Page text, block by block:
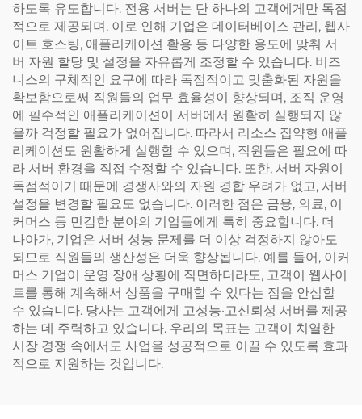
하도록 유도합니다. 전용 서버는 단 하나의 고객에게만 독점
적으로 제공되며, 이로 인해 기업은 데이터베이스 관리, 웹사
이트 호스팅, 애플리케이션 활용 등 다양한 용도에 맞춰 서
버 자원 할당 및 설정을 자유롭게 조정할 수 있습니다. 비즈
니스의 구체적인 요구에 따라 독점적이고 맞춤화된 자원을
확보함으로써 직원들의 업무 효율성이 향상되며, 조직 운영
에 필수적인 애플리케이션이 서버에서 원활히 실행되지 않
을까 걱정할 필요가 없어집니다. 따라서 리소스 집약형 애플
리케이션도 원활하게 실행할 수 있으며, 직원들은 필요에 따
라 서버 환경을 직접 수정할 수 있습니다. 또한, 서버 자원이
독점적이기 때문에 경쟁사와의 자원 경합 우려가 없고, 서버
설정을 변경할 필요도 없습니다. 이러한 점은 금융, 의료, 이
커머스 등 민감한 분야의 기업들에게 특히 중요합니다. 더
나아가, 기업은 서버 성능 문제를 더 이상 걱정하지 않아도
되므로 직원들의 생산성은 더욱 향상됩니다. 예를 들어, 이커
머스 기업이 운영 장애 상황에 직면하더라도, 고객이 웹사이
트를 통해 계속해서 상품을 구매할 수 있다는 점을 안심할
수 있습니다. 당사는 고객에게 고성능·고신뢰성 서버를 제공
하는 데 주력하고 있습니다. 우리의 목표는 고객이 치열한
시장 경쟁 속에서도 사업을 성공적으로 이끌 수 있도록 효과
적으로 지원하는 것입니다.